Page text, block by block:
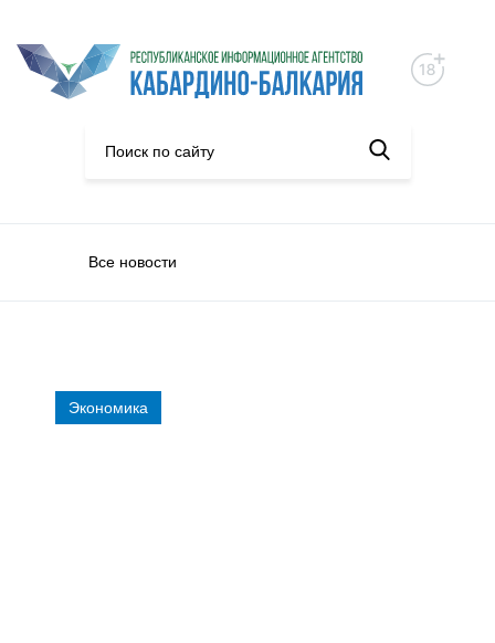
Все новости
Экономика